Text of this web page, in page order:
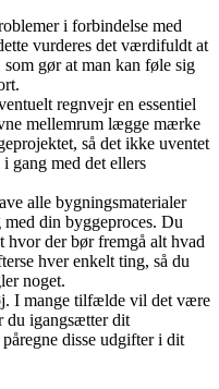
i forbindelse med
vurderes det værdifuldt at
som gør at man kan føle sig
regnvejr en essentiel
mellemrum lægge mærke
så det ikke uventet
gang med det ellers
alle bygningsmaterialer
din byggeproces. Du
hvor der bør fremgå alt hvad
hver enkelt ting, så du
noget.
I mange tilfælde vil det være
du igangsætter dit
disse udgifter i dit